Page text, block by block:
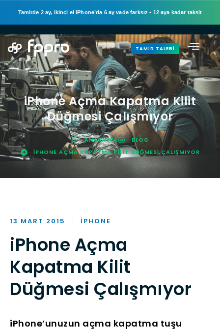
Tamirde 2 ay, ikinci el iPhone’da 6 ay vade farksız • 12 aya kadar taksit
TAMIR TALEBI
iPhone Açma Kapatma Kilit
Düğmesi Çalışmıyor
ANASAYFA
BLOG
IPHONE AÇMA KAPATMA KILIT DÜĞMESI ÇALIŞMIYOR
13 MART 2015 IPHONE
iPhone Açma
Kapatma Kilit
Düğmesi Çalışmıyor
iPhone’unuzun açma kapatma tuşu